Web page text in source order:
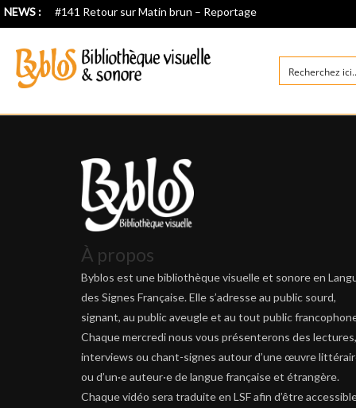
NEWS : #141 Retour sur Matin brun – Reportage
À propos
Byblos est une bibliothèque visuelle et sonore en
des Signes Française. Elle s’adresse au public sourd,
signant, au public aveugle et au tout public
Chaque mercredi nous vous présenterons des lectures,
interviews ou chant-signes autour d’une œuvre
ou d’un·e auteur·e de langue française et étrangère.
Chaque vidéo sera traduite en LSF afin d’être